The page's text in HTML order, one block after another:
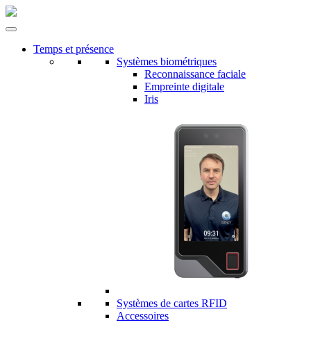
Temps et présence
Systèmes biométriques
Reconnaissance faciale
Empreinte digitale
Iris
Systèmes de cartes RFID
Accessoires